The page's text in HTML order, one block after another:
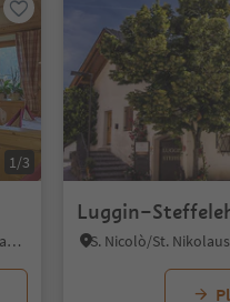
1/3
Verano/Vöran, Vöran/Verano, Meran/Merano and environs